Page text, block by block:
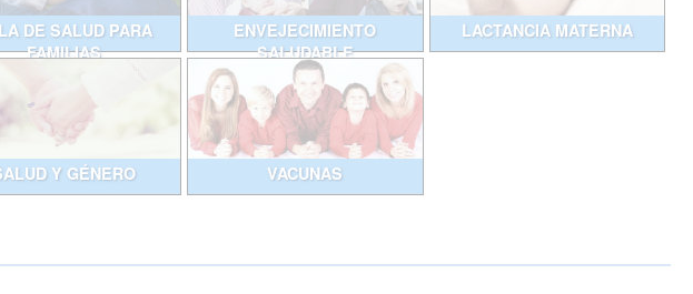
DE SALUD PARA
FAMILIAS
ENVEJECIMIENTO
SALUDABLE
LACTANCIA MATERNA
Y GÉNERO VACUNAS